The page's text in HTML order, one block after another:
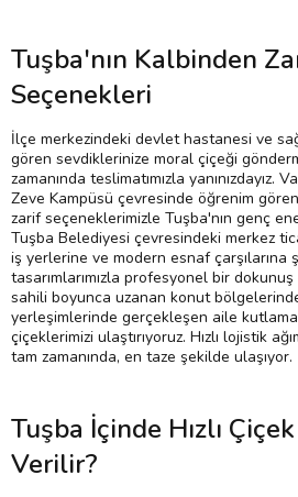
Tuşba'nın Kalbinden
Seçenekleri
İlçe merkezindeki devlet hastanesi ve
gören sevdiklerinize moral çiçeği
zamanında teslimatımızla yanınızdayız.
Zeve Kampüsü çevresinde öğrenim
zarif seçeneklerimizle Tuşba'nın genç
Tuşba Belediyesi çevresindeki merkez
iş yerlerine ve modern esnaf çarşılarına
tasarımlarımızla profesyonel bir
sahili boyunca uzanan konut
yerleşimlerinde gerçekleşen aile
çiçeklerimizi ulaştırıyoruz. Hızlı lojistik
tam zamanında, en taze şekilde ulaşıyor.
Tuşba İçinde Hızlı
Verilir?